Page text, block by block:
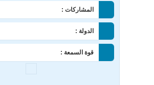
المشاركات :
الدولة :
قوة السمعة :